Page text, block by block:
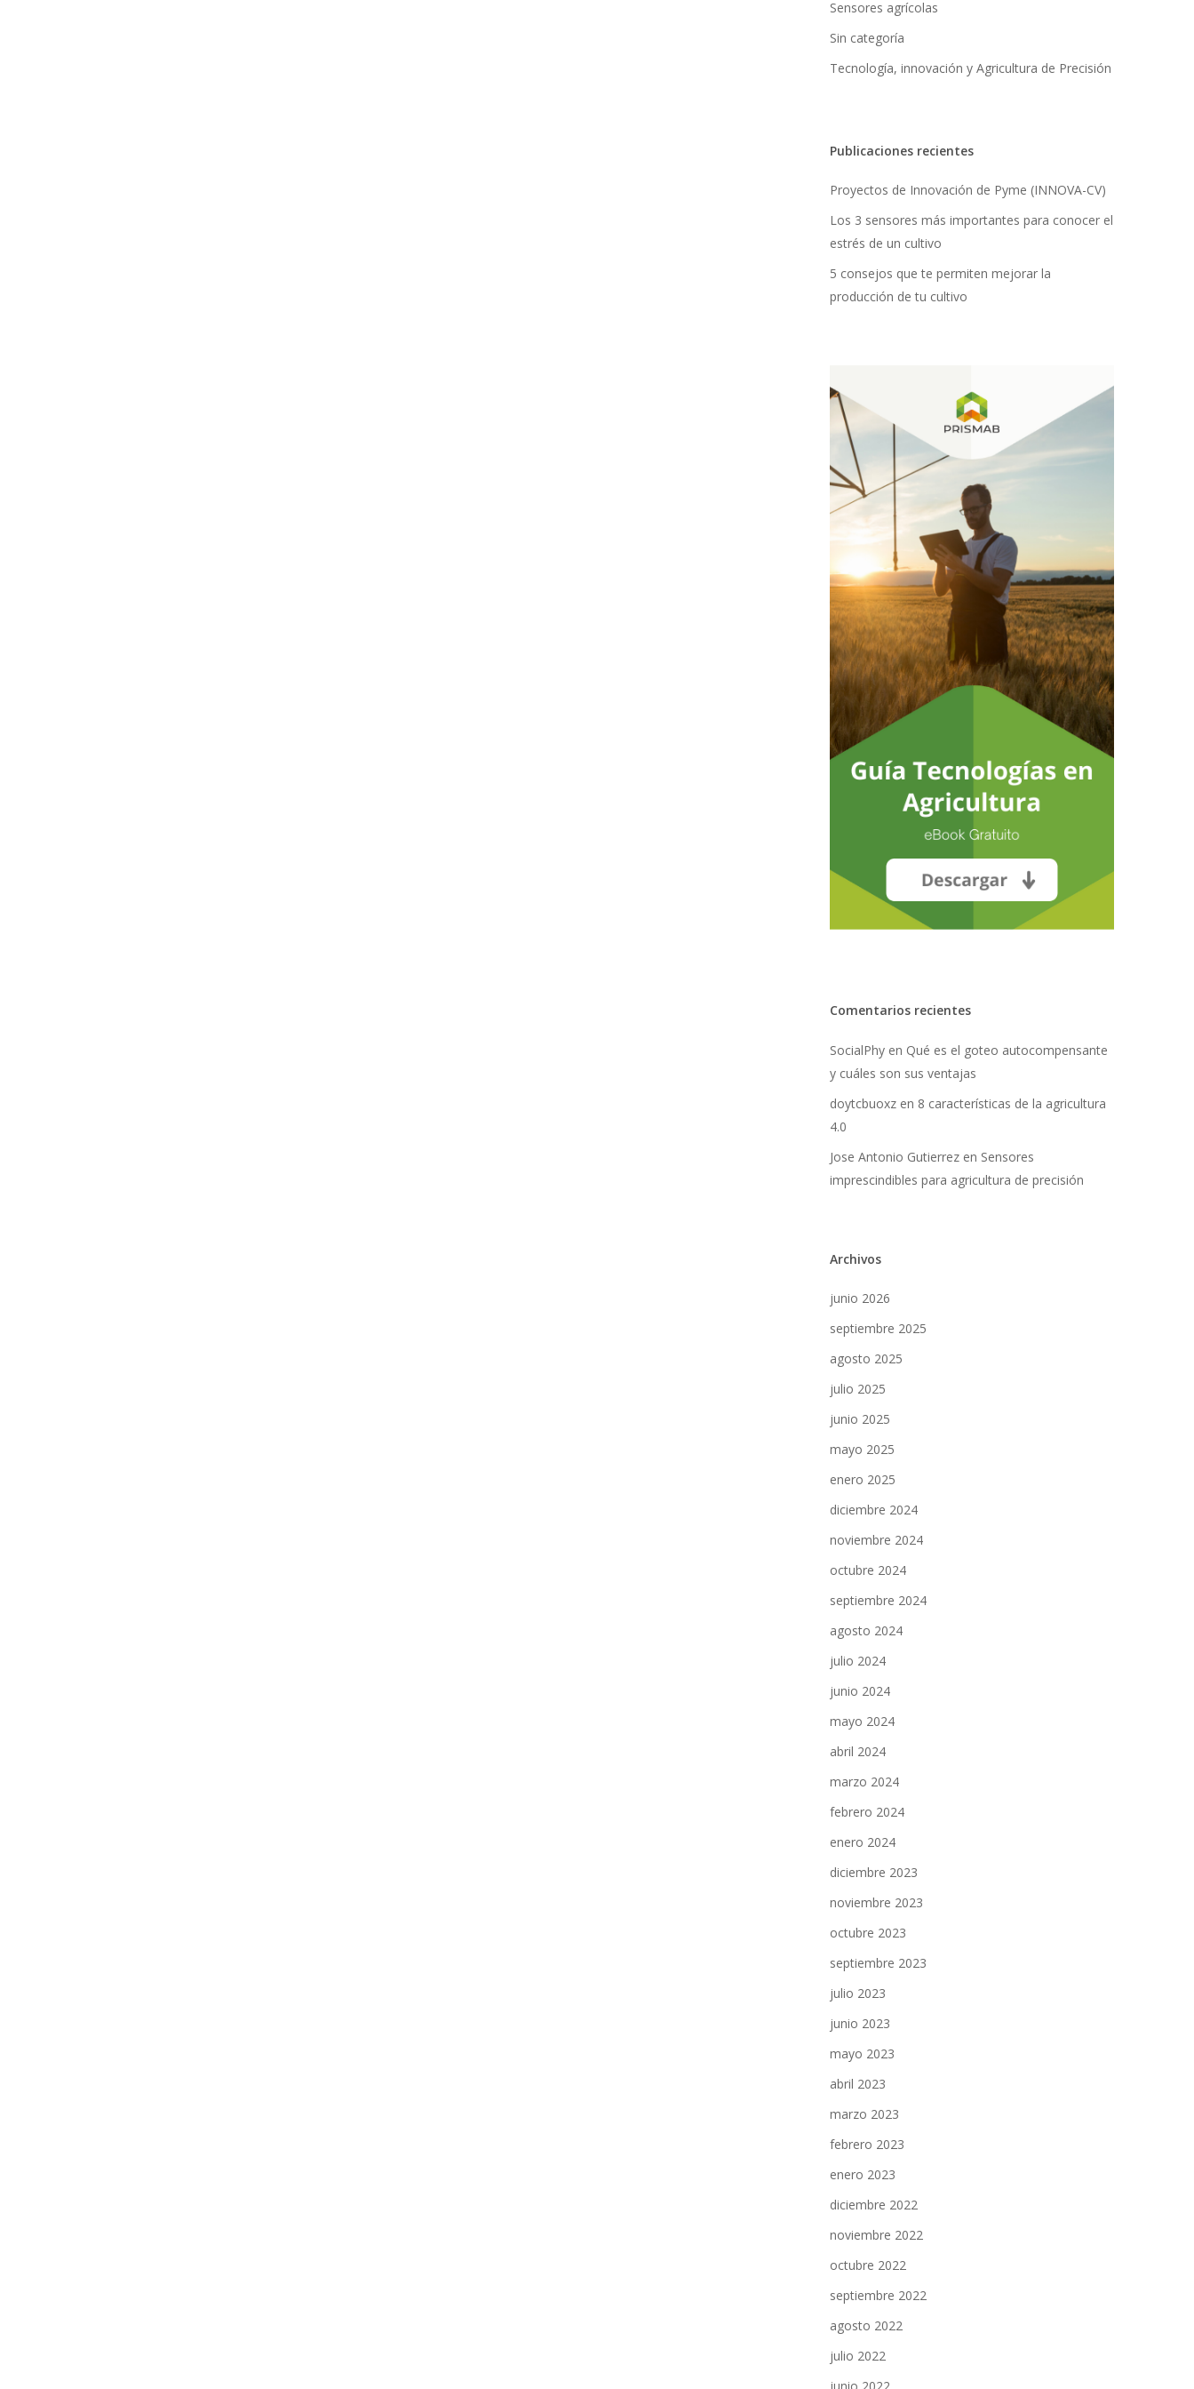
No hay productos en el carrito.
Go To Shop
Sensores agrícolas
Sin categoría
Tecnología, innovación y Agricultura de Precisión
Publicaciones recientes
Proyectos de Innovación de Pyme (INNOVA-CV)
Los 3 sensores más importantes para conocer el
estrés de un cultivo
5 consejos que te permiten mejorar la
producción de tu cultivo
Comentarios recientes
SocialPhyen Qué es el goteo autocompensante
y cuáles son sus ventajas
doytcbuoxzen 8 características de la agricultura
4.0
Jose Antonio Gutierrezen Sensores
imprescindibles para agricultura de precisión
Archivos
junio 2026
septiembre 2025
agosto 2025
julio 2025
junio 2025
mayo 2025
enero 2025
diciembre 2024
noviembre 2024
octubre 2024
septiembre 2024
agosto 2024
julio 2024
junio 2024
mayo 2024
abril 2024
marzo 2024
febrero 2024
enero 2024
diciembre 2023
noviembre 2023
octubre 2023
septiembre 2023
julio 2023
junio 2023
mayo 2023
abril 2023
marzo 2023
febrero 2023
enero 2023
diciembre 2022
noviembre 2022
octubre 2022
septiembre 2022
agosto 2022
julio 2022